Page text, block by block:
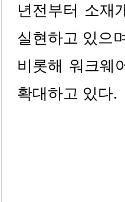
년전부터 소재
실현하고 있으
비롯해 워크웨
확대하고 있다.